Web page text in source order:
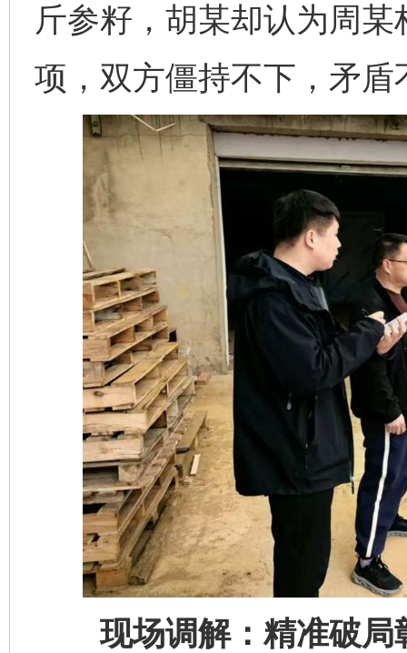
斤参籽，胡某却认为周
项，双方僵持不下，矛盾
现场调解：精准破局